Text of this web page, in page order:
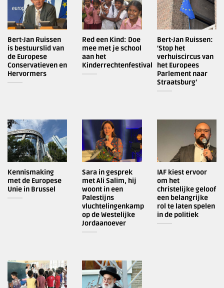
Bert-Jan Ruissen
is bestuurslid van
de Europese
Conservatieven en
Hervormers
Red een Kind: Doe
mee met je school
aan het
Kinderrechtenfestival
Bert-Jan Ruissen:
‘Stop het
verhuiscircus van
het Europees
Parlement naar
Straatsburg’
Kennismaking
met de Europese
Unie in Brussel
Sara in gesprek
met Ali Salim, hij
woont in een
Palestijns
vluchtelingenkamp
op de Westelijke
Jordaanoever
IAF kiest ervoor
om het
christelijke geloof
een belangrijke
rol te laten spelen
in de politiek